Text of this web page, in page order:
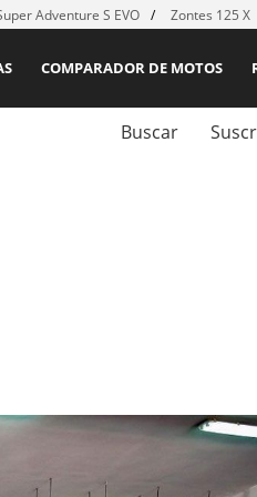
Adventure S EVO Zontes 125 X
COMPARADOR DE MOTOS
Buscar